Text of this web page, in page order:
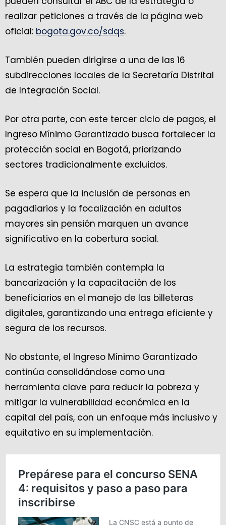
realizar peticiones a través de la página web
oficial: bogota.gov.co/sdqs.
También pueden dirigirse a una de las 16
subdirecciones locales de la Secretaría Distrital
de Integración Social.
Por otra parte, con este tercer ciclo de pagos, el
Ingreso Mínimo Garantizado busca fortalecer la
protección social en Bogotá, priorizando
sectores tradicionalmente excluidos.
Se espera que la inclusión de personas en
pagadiarios y la focalización en adultos
mayores sin pensión marquen un avance
significativo en la cobertura social.
La estrategia también contempla la
bancarización y la capacitación de los
beneficiarios en el manejo de las billeteras
digitales, garantizando una entrega eficiente y
segura de los recursos.
No obstante, el Ingreso Mínimo Garantizado
continúa consolidándose como una
herramienta clave para reducir la pobreza y
mitigar la vulnerabilidad económica en la
capital del país, con un enfoque más inclusivo y
equitativo en su implementación.